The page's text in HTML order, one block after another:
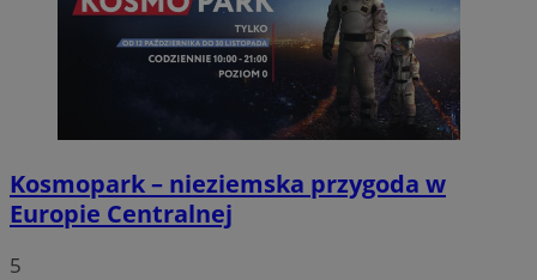
Kosmopark – nieziemska przygoda w
Europie Centralnej
5